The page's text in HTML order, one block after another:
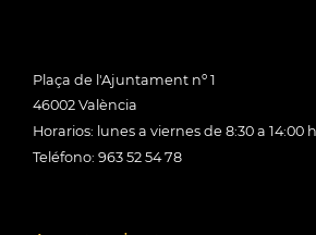
Plaça de l'Ajuntament nº 1
46002 València
Horarios: lunes a viernes de 8:30 a 14:00
Teléfono: 963 52 54 78